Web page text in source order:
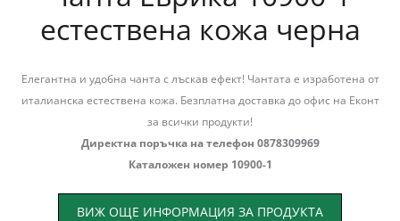
естествена кожа черна
Елегантна и удобна чанта с лъскав ефект! Чантата е изработена от
италианска естествена кожа. Безплатна доставка до офис на Еконт
за всички продукти!
Директна поръчка на телефон 0878309969
Каталожен номер 10900-1
ВИЖ ОЩЕ ИНФОРМАЦИЯ ЗА ПРОДУКТА